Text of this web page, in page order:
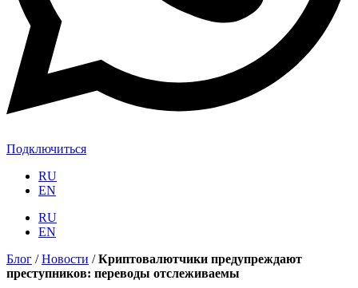
Подключиться
RU
EN
RU
EN
Блог /Новости /Криптовалютчики предупреждают
преступников: переводы отслеживаемы